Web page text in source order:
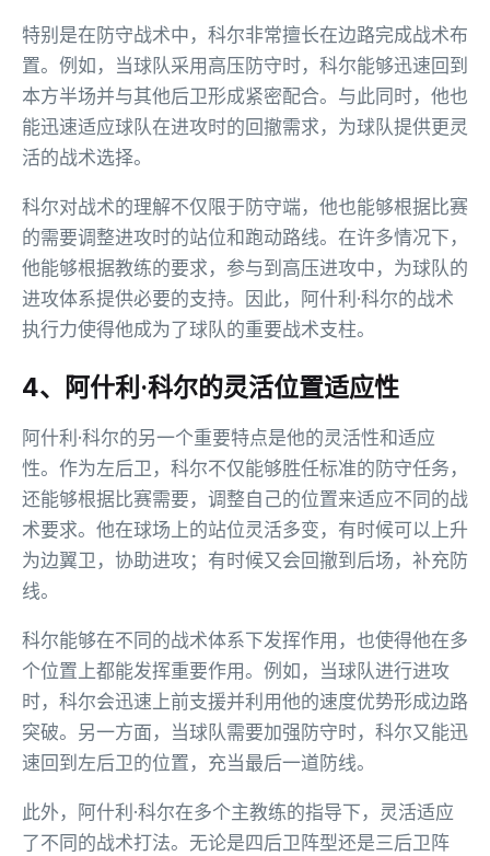
特别是在防守战术中，科尔非常擅长在边路完成战术布
置。例如，当球队采用高压防守时，科尔能够迅速回到
本方半场并与其他后卫形成紧密配合。与此同时，他也
能迅速适应球队在进攻时的回撤需求，为球队提供更灵
活的战术选择。
科尔对战术的理解不仅限于防守端，他也能够根据比赛
的需要调整进攻时的站位和跑动路线。在许多情况下，
他能够根据教练的要求，参与到高压进攻中，为球队的
进攻体系提供必要的支持。因此，阿什利·科尔的战术
执行力使得他成为了球队的重要战术支柱。
4、阿什利·科尔的灵活位置适应性
阿什利·科尔的另一个重要特点是他的灵活性和适应
性。作为左后卫，科尔不仅能够胜任标准的防守任务，
还能够根据比赛需要，调整自己的位置来适应不同的战
术要求。他在球场上的站位灵活多变，有时候可以上升
为边翼卫，协助进攻；有时候又会回撤到后场，补充防
线。
科尔能够在不同的战术体系下发挥作用，也使得他在多
个位置上都能发挥重要作用。例如，当球队进行进攻
时，科尔会迅速上前支援并利用他的速度优势形成边路
突破。另一方面，当球队需要加强防守时，科尔又能迅
速回到左后卫的位置，充当最后一道防线。
此外，阿什利·科尔在多个主教练的指导下，灵活适应
了不同的战术打法。无论是四后卫阵型还是三后卫阵